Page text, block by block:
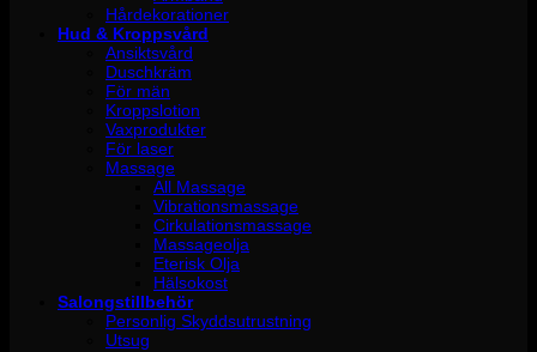
Hårdekorationer
Hud & Kroppsvård
Ansiktsvård
Duschkräm
För män
Kroppslotion
Vaxprodukter
För laser
Massage
All Massage
Vibrationsmassage
Cirkulationsmassage
Massageolja
Eterisk Olja
Hälsokost
Salongstillbehör
Personlig Skyddsutrustning
Utsug